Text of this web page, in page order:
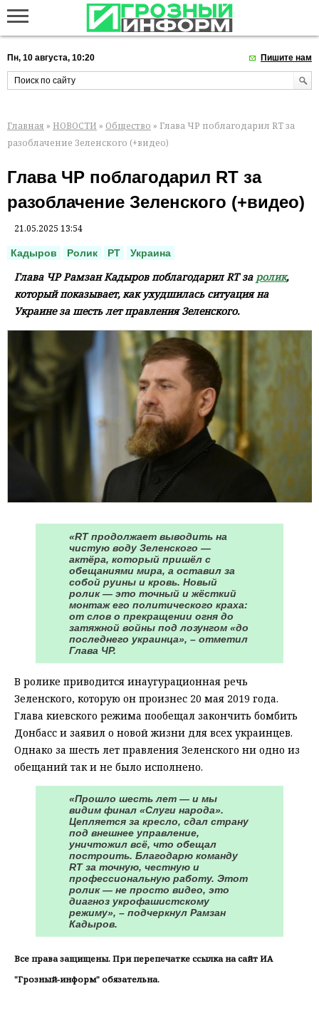
Пн, 10 августа, 10:20 Пишите нам
Главная » НОВОСТИ » Общество » Глава ЧР поблагодарил RT за
разоблачение Зеленского (+видео)
Глава ЧР поблагодарил RT за
разоблачение Зеленского (+видео)
21.05.2025 13:54
Кадыров Ролик РТ Украина
Глава ЧР Рамзан Кадыров поблагодарил RT за ролик,
который показывает, как ухудшилась ситуация на
Украине за шесть лет правления Зеленского.
«RT продолжает выводить на
чистую воду Зеленского —
актёра, который пришёл с
обещаниями мира, а оставил за
собой руины и кровь. Новый
ролик — это точный и жёсткий
монтаж его политического краха:
от слов о прекращении огня до
затяжной войны под лозунгом «до
последнего украинца», – отметил
Глава ЧР.
В ролике приводится инаугурационная речь
Зеленского, которую он произнес 20 мая 2019 года.
Глава киевского режима пообещал закончить бомбить
Донбасс и заявил о новой жизни для всех украинцев.
Однако за шесть лет правления Зеленского ни одно из
обещаний так и не было исполнено.
«Прошло шесть лет — и мы
видим финал «Слуги народа».
Цепляется за кресло, сдал страну
под внешнее управление,
уничтожил всё, что обещал
построить. Благодарю команду
RT за точную, честную и
профессиональную работу. Этот
ролик — не просто видео, это
диагноз укрофашистскому
режиму», – подчеркнул Рамзан
Кадыров.
Все права защищены. При перепечатке ссылка на сайт ИА
"Грозный-информ" обязательна.